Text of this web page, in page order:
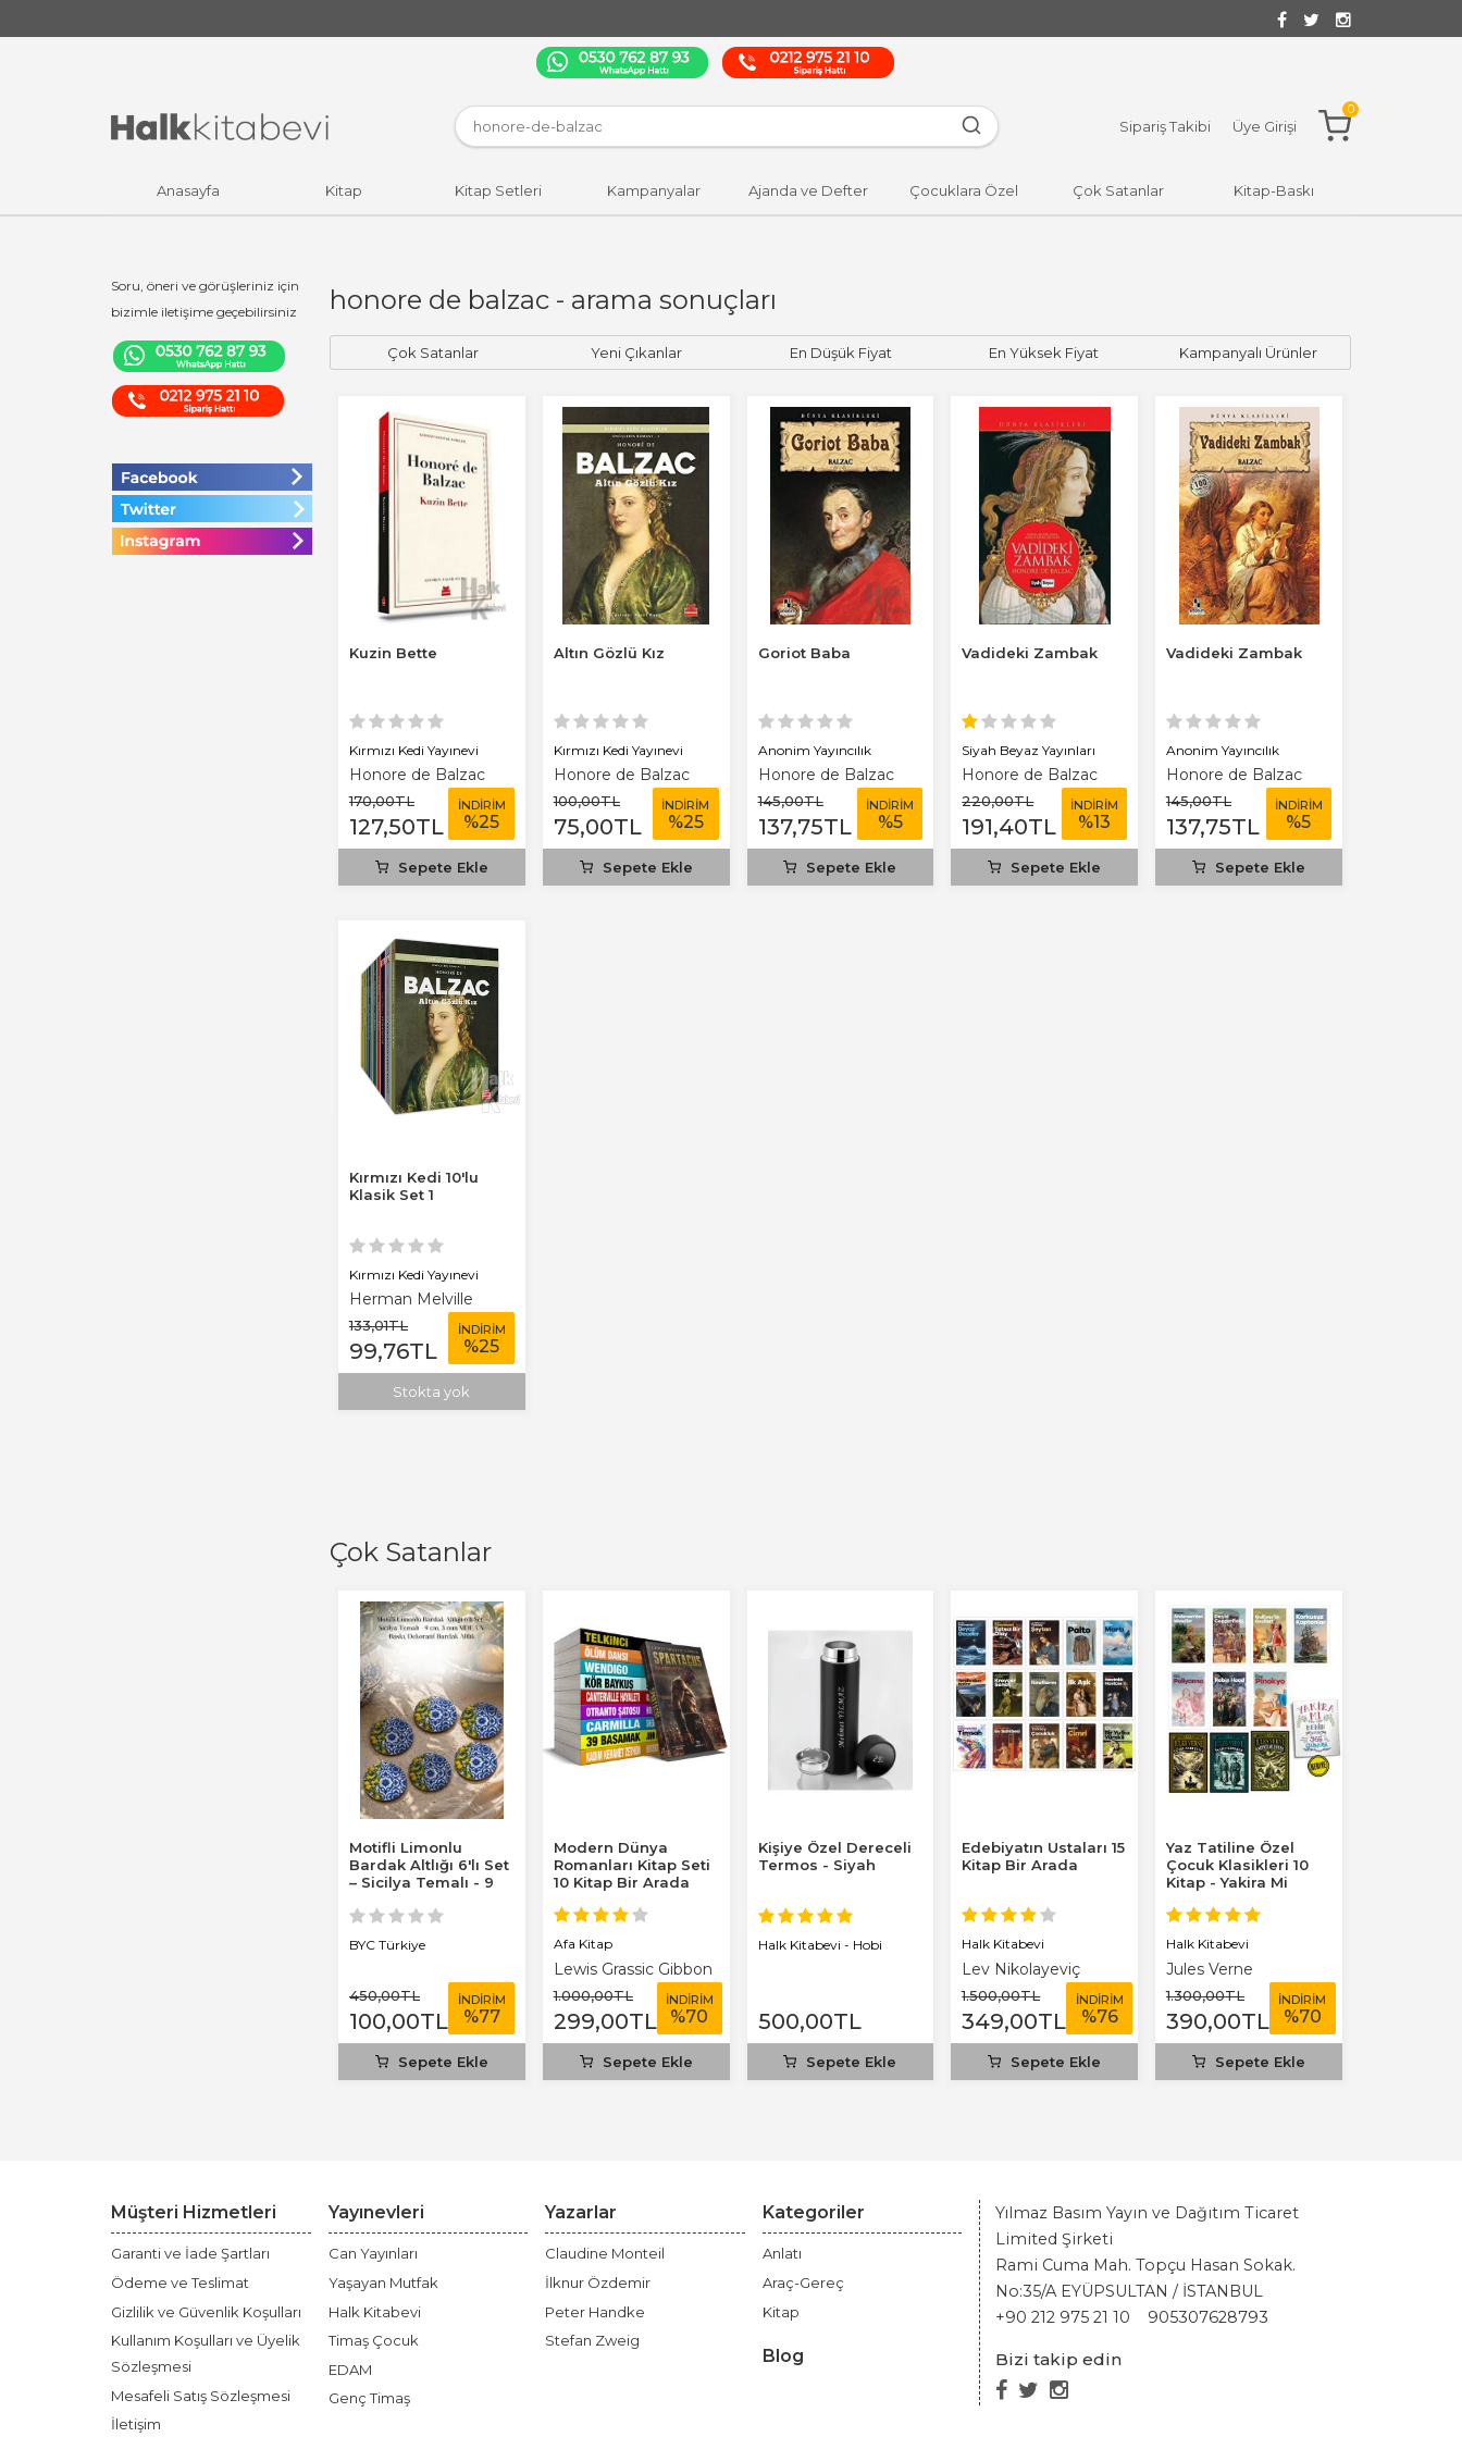
Sipariş Takibi Üye Girişi
0
Anasayfa Kitap Kitap Setleri Kampanyalar Ajanda ve Defter Çocuklara Özel Çok Satanlar Kitap-Baskı
Soru, öneri ve görüşleriniz için
bizimle iletişime geçebilirsiniz
Çok Satanlar
Motifli Limonlu
Bardak Altlığı 6'lı Set
– Sicilya Temalı - 9
BYC Türkiye
450,00TL
100,00TL
İNDİRİM
%77
Sepete Ekle
Modern Dünya
Romanları Kitap Seti
10 Kitap Bir Arada
Afa Kitap
Lewis Grassic Gibbon
1.000,00TL
299,00TL
İNDİRİM
%70
Sepete Ekle
Kişiye Özel Dereceli
Termos - Siyah
Halk Kitabevi - Hobi
500,00TL
Sepete Ekle
Edebiyatın Ustaları 15
Kitap Bir Arada
Halk Kitabevi
Lev Nikolayeviç
Tolstoy
1.500,00TL
349,00TL
İNDİRİM
%76
Sepete Ekle
Yaz Tatiline Özel
Çocuk Klasikleri 10
Kitap - Yakira Mi
Halk Kitabevi
Jules Verne
1.300,00TL
390,00TL
İNDİRİM
%70
Sepete Ekle
honore de balzac - arama sonuçları
Çok Satanlar Yeni Çıkanlar En Düşük Fiyat En Yüksek Fiyat Kampanyalı Ürünler
Kuzin Bette
Kırmızı Kedi Yayınevi
Honore de Balzac
170,00TL
127,50TL
İNDİRİM
%25
Sepete Ekle
Altın Gözlü Kız
Kırmızı Kedi Yayınevi
Honore de Balzac
100,00TL
75,00TL
İNDİRİM
%25
Sepete Ekle
Goriot Baba
Anonim Yayıncılık
Honore de Balzac
145,00TL
137,75TL
İNDİRİM
%5
Sepete Ekle
Vadideki Zambak
Siyah Beyaz Yayınları
Honore de Balzac
220,00TL
191,40TL
İNDİRİM
%13
Sepete Ekle
Vadideki Zambak
Anonim Yayıncılık
Honore de Balzac
145,00TL
137,75TL
İNDİRİM
%5
Sepete Ekle
Kırmızı Kedi 10'lu
Klasik Set 1
Kırmızı Kedi Yayınevi
Herman Melville
133,01TL
99,76TL
İNDİRİM
%25
Stokta yok
Müşteri Hizmetleri
Garanti ve İade Şartları
Ödeme ve Teslimat
Gizlilik ve Güvenlik Koşulları
Kullanım Koşulları ve Üyelik
Sözleşmesi
Mesafeli Satış Sözleşmesi
İletişim
Yayınevleri
Can Yayınları
Yaşayan Mutfak
Halk Kitabevi
Timaş Çocuk
EDAM
Genç Timaş
Yazarlar
Claudine Monteil
İlknur Özdemir
Peter Handke
Stefan Zweig
Kategoriler
Anlatı
Araç-Gereç
Kitap
Blog
Yılmaz Basım Yayın ve Dağıtım Ticaret
Limited Şirketi
Rami Cuma Mah. Topçu Hasan Sokak.
No:35/A EYÜPSULTAN / İSTANBUL
+90 212 975 21 10
905307628793
Bizi takip edin